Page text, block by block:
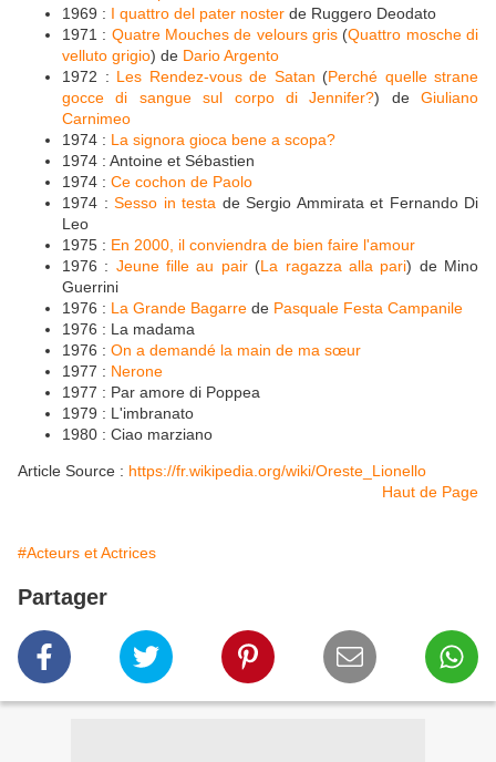
1969 : I quattro del pater noster de Ruggero Deodato
1971 : Quatre Mouches de velours gris (Quattro mosche di
velluto grigio) de Dario Argento
1972 : Les Rendez-vous de Satan (Perché quelle strane
gocce di sangue sul corpo di Jennifer?) de Giuliano
Carnimeo
1974 : La signora gioca bene a scopa?
1974 : Antoine et Sébastien
1974 : Ce cochon de Paolo
1974 : Sesso in testa de Sergio Ammirata et Fernando Di
Leo
1975 : En 2000, il conviendra de bien faire l'amour
1976 : Jeune fille au pair(La ragazza alla pari) de Mino
Guerrini
1976 : La Grande Bagarre de Pasquale Festa Campanile
1976 : La madama
1976 : On a demandé la main de ma sœur
1977 : Nerone
1977 : Par amore di Poppea
1979 : L'imbranato
1980 : Ciao marziano
Article Source : https://fr.wikipedia.org/wiki/Oreste_Lionello
Haut de Page
#Acteurs et Actrices
Partager